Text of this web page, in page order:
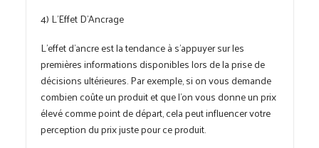
4) L’Effet D’Ancrage
L’effet d’ancre est la tendance à s’appuyer sur les
premières informations disponibles lors de la prise de
décisions ultérieures. Par exemple, si on vous demande
combien coûte un produit et que l’on vous donne un prix
élevé comme point de départ, cela peut influencer votre
perception du prix juste pour ce produit.